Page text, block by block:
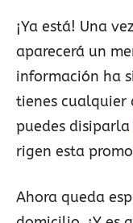
¡Ya está! Una
aparecerá un
información ha
tienes cualquier
puedes disiparla
rigen esta
Ahora queda